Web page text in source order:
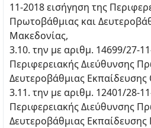
11-2018 εισήγηση της
Πρωτοβάθμιας και
Μακεδονίας,
3.10. την με αριθμ. 14699/27-
Περιφερειακής Διεύθυνσης
Δευτεροβάθμιας Εκπαίδευσης
3.11. την με αριθμ. 12401/28-
Περιφερειακής Διεύθυνσης
Δευτεροβάθμιας